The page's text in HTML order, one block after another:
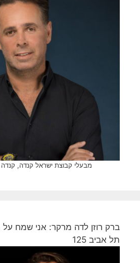
מבעלי קבוצת ישראל קנדה, קנדה
ברק רוזן לדה מרקר: אני שמח
תל אביב 125